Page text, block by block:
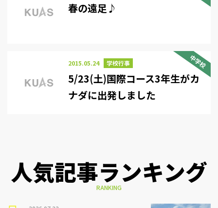
春の遠足♪
中学校
2015.05.24 学校行事
5/23(土)国際コース3年生がカ
ナダに出発しました
人気記事ランキング
RANKING